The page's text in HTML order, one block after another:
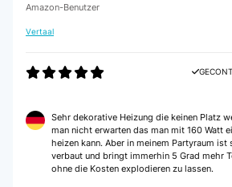
Amazon-Benutzer
Vertaal
Sehr dekorative Heizung die keinen Platz
man nicht erwarten das man mit 160 Watt
heizen kann. Aber in meinem Partyraum
verbaut und bringt immerhin 5 Grad mehr
ohne die Kosten explodieren zu lassen.